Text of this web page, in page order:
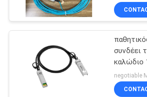
Πομποδέκτης
Gigabit
συνδέει
καλώδιο
Twinax
negotiable